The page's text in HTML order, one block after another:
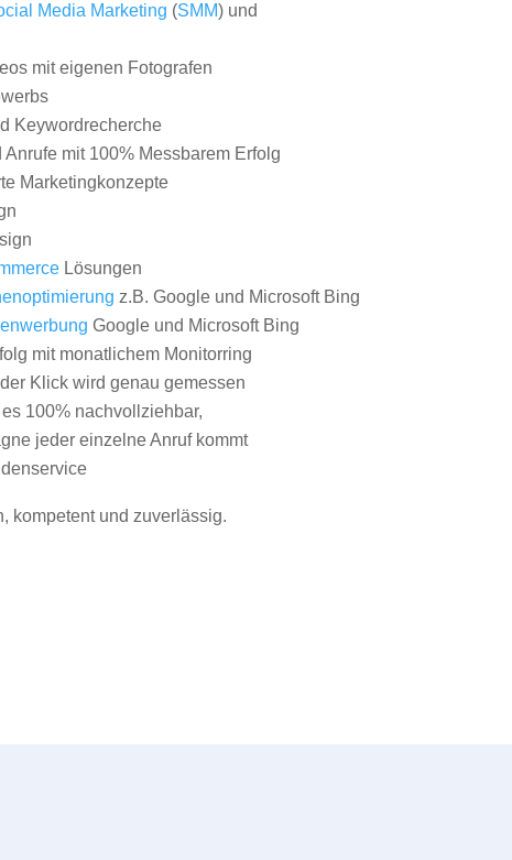
Media Marketing (SMM) und
mit eigenen Fotografen
Keywordrecherche
mit 100% Messbarem Erfolg
Marketingkonzepte
Lösungen
z.B. Google und Microsoft Bing
Google und Microsoft Bing
mit monatlichem Monitorring
Klick wird genau gemessen
es 100% nachvollziehbar,
jeder einzelne Anruf kommt
kompetent und zuverlässig.